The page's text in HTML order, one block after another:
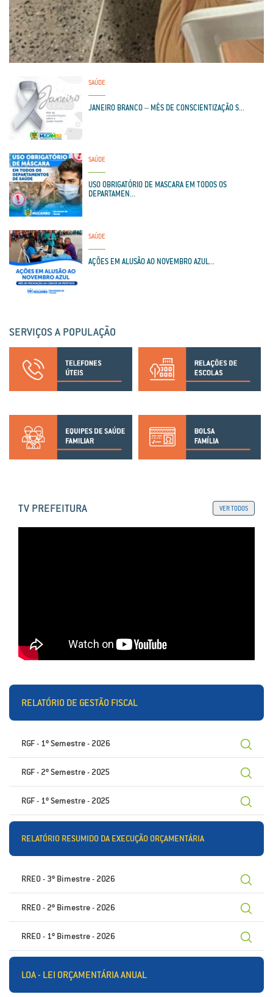
SAÚDE
JANEIRO BRANCO – MÊS DE CONSCIENTIZAÇÃO S...
SAÚDE
USO OBRIGATÓRIO DE MASCARA EM TODOS OS
DEPARTAMEN...
SAÚDE
AÇÕES EM ALUSÃO AO NOVEMBRO AZUL...
SERVIÇOS A POPULAÇÃO
TV PREFEITURA VER TODOS
RELATÓRIO DE GESTÃO FISCAL
RGF - 1º Semestre - 2026
RGF - 2º Semestre - 2025
RGF - 1º Semestre - 2025
RELATÓRIO RESUMIDO DA EXECUÇÃO ORÇAMENTÁRIA
RREO - 3º Bimestre - 2026
RREO - 2º Bimestre - 2026
RREO - 1º Bimestre - 2026
LOA - LEI ORÇAMENTÁRIA ANUAL